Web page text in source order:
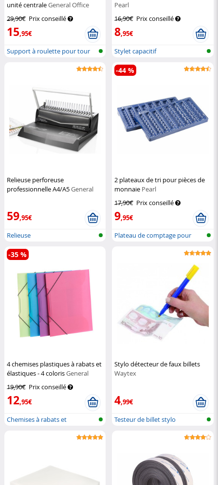
unité centraleGeneral Office
29,90€ Prix conseillé
15,95€
Support à roulette pour tour
Pearl
16,90€ Prix conseillé
8,95€
Stylet capacitif
Relieuse perforeuse
professionnelle A4/A5General
59,95€
Relieuse
2 plateaux de tri pour pièces de
monnaie Pearl
17,90€ Prix conseillé
9,95€
-44 %
Plateau de comptage pour
4 chemises plastiques à rabats et
élastiques - 4 colorisGeneral
19,90€ Prix conseillé
12,95€
-35 %
Chemises à rabats et
Stylo détecteur de faux billets
Waytex
4,99€
Testeur de billet stylo